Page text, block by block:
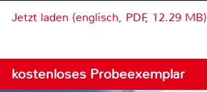
Jetzt laden (englisch, PDF, 12.29 MB)
kostenloses Probeexemplar